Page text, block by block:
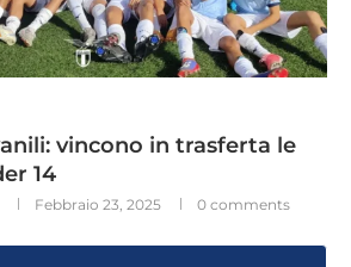
vincono in trasferta le
14
Febbraio 23, 2025 0 comments